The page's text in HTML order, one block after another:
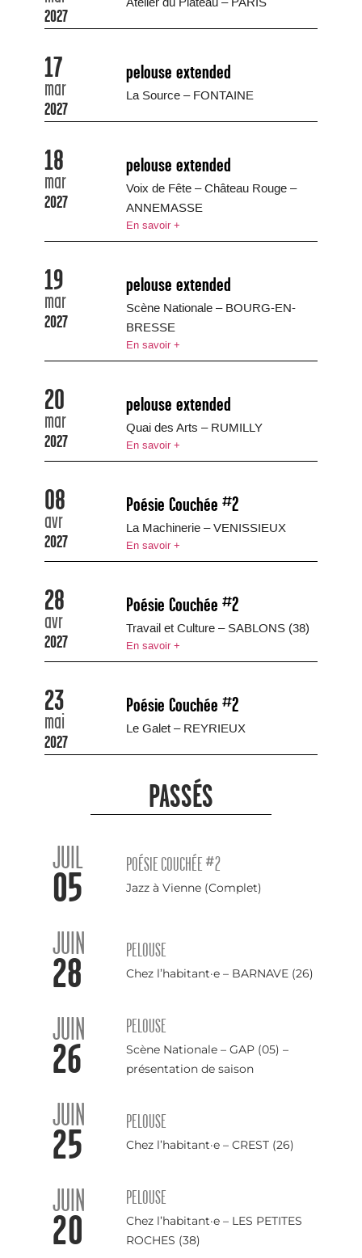
2027
17
mar
2027
pelouse extended
La Source – FONTAINE
18
mar
2027
pelouse extended
Voix de Fête – Château Rouge –
ANNEMASSE
En savoir +
19
mar
2027
pelouse extended
Scène Nationale – BOURG-EN-
BRESSE
En savoir +
20
mar
2027
pelouse extended
Quai des Arts – RUMILLY
En savoir +
08
avr
2027
Poésie Couchée #2
La Machinerie – VENISSIEUX
En savoir +
28
avr
2027
Poésie Couchée #2
Travail et Culture – SABLONS (38)
En savoir +
23
mai
2027
Poésie Couchée #2
Le Galet – REYRIEUX
PASSÉS
JUIL
05 POÉSIE COUCHÉE #2
Jazz à Vienne (Complet)
JUIN
28 PELOUSE
Chez l’habitant·e – BARNAVE (26)
JUIN
26
PELOUSE
Scène Nationale – GAP (05) –
présentation de saison
JUIN
25 PELOUSE
Chez l’habitant·e – CREST (26)
JUIN
20
PELOUSE
Chez l’habitant·e – LES PETITES
ROCHES (38)